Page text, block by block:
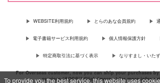
To provide you the best service, this website uses
WEBSITE利用規約 とらのあな会員規約
電子書籍サービス利用規約 個人情報保護方針
特定商取引法に基づく表示 なりすまし・いた
For Overseas customer, now you can ship your purchases
services “AOCS”! Click {more…} for more